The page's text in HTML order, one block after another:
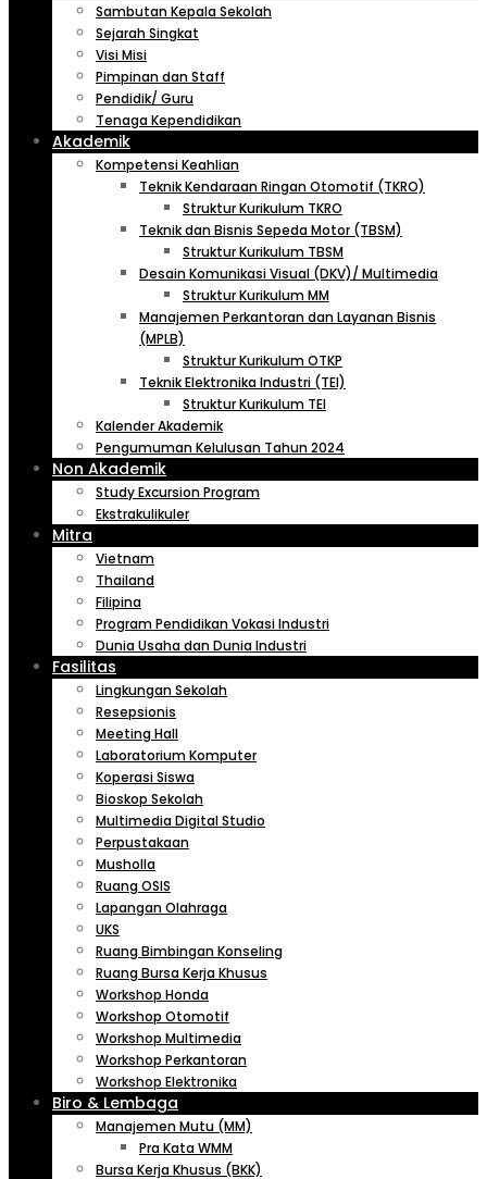
Sambutan Kepala Sekolah
Sejarah Singkat
Visi Misi
Pimpinan dan Staff
Pendidik/ Guru
Tenaga Kependidikan
Akademik
Kompetensi Keahlian
Teknik Kendaraan Ringan Otomotif (TKRO)
Struktur Kurikulum TKRO
Teknik dan Bisnis Sepeda Motor (TBSM)
Struktur Kurikulum TBSM
Desain Komunikasi Visual (DKV)/ Multimedia
Struktur Kurikulum MM
Manajemen Perkantoran dan Layanan Bisnis
(MPLB)
Struktur Kurikulum OTKP
Teknik Elektronika Industri (TEI)
Struktur Kurikulum TEI
Kalender Akademik
Pengumuman Kelulusan Tahun 2024
Non Akademik
Study Excursion Program
Ekstrakulikuler
Mitra
Vietnam
Thailand
Filipina
Program Pendidikan Vokasi Industri
Dunia Usaha dan Dunia Industri
Fasilitas
Lingkungan Sekolah
Resepsionis
Meeting Hall
Laboratorium Komputer
Koperasi Siswa
Bioskop Sekolah
Multimedia Digital Studio
Perpustakaan
Musholla
Ruang OSIS
Lapangan Olahraga
UKS
Ruang Bimbingan Konseling
Ruang Bursa Kerja Khusus
Workshop Honda
Workshop Otomotif
Workshop Multimedia
Workshop Perkantoran
Workshop Elektronika
Biro & Lembaga
Manajemen Mutu (MM)
Pra Kata WMM
Bursa Kerja Khusus (BKK)